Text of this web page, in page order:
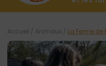
Accueil / Animaux / La Ferme